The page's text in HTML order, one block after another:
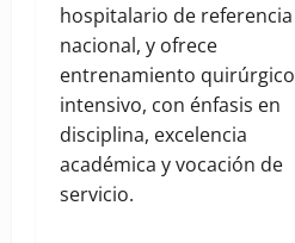
hospitalario de referencia
nacional, y ofrece
entrenamiento quirúrgico
intensivo, con énfasis en
disciplina, excelencia
académica y vocación de
servicio.